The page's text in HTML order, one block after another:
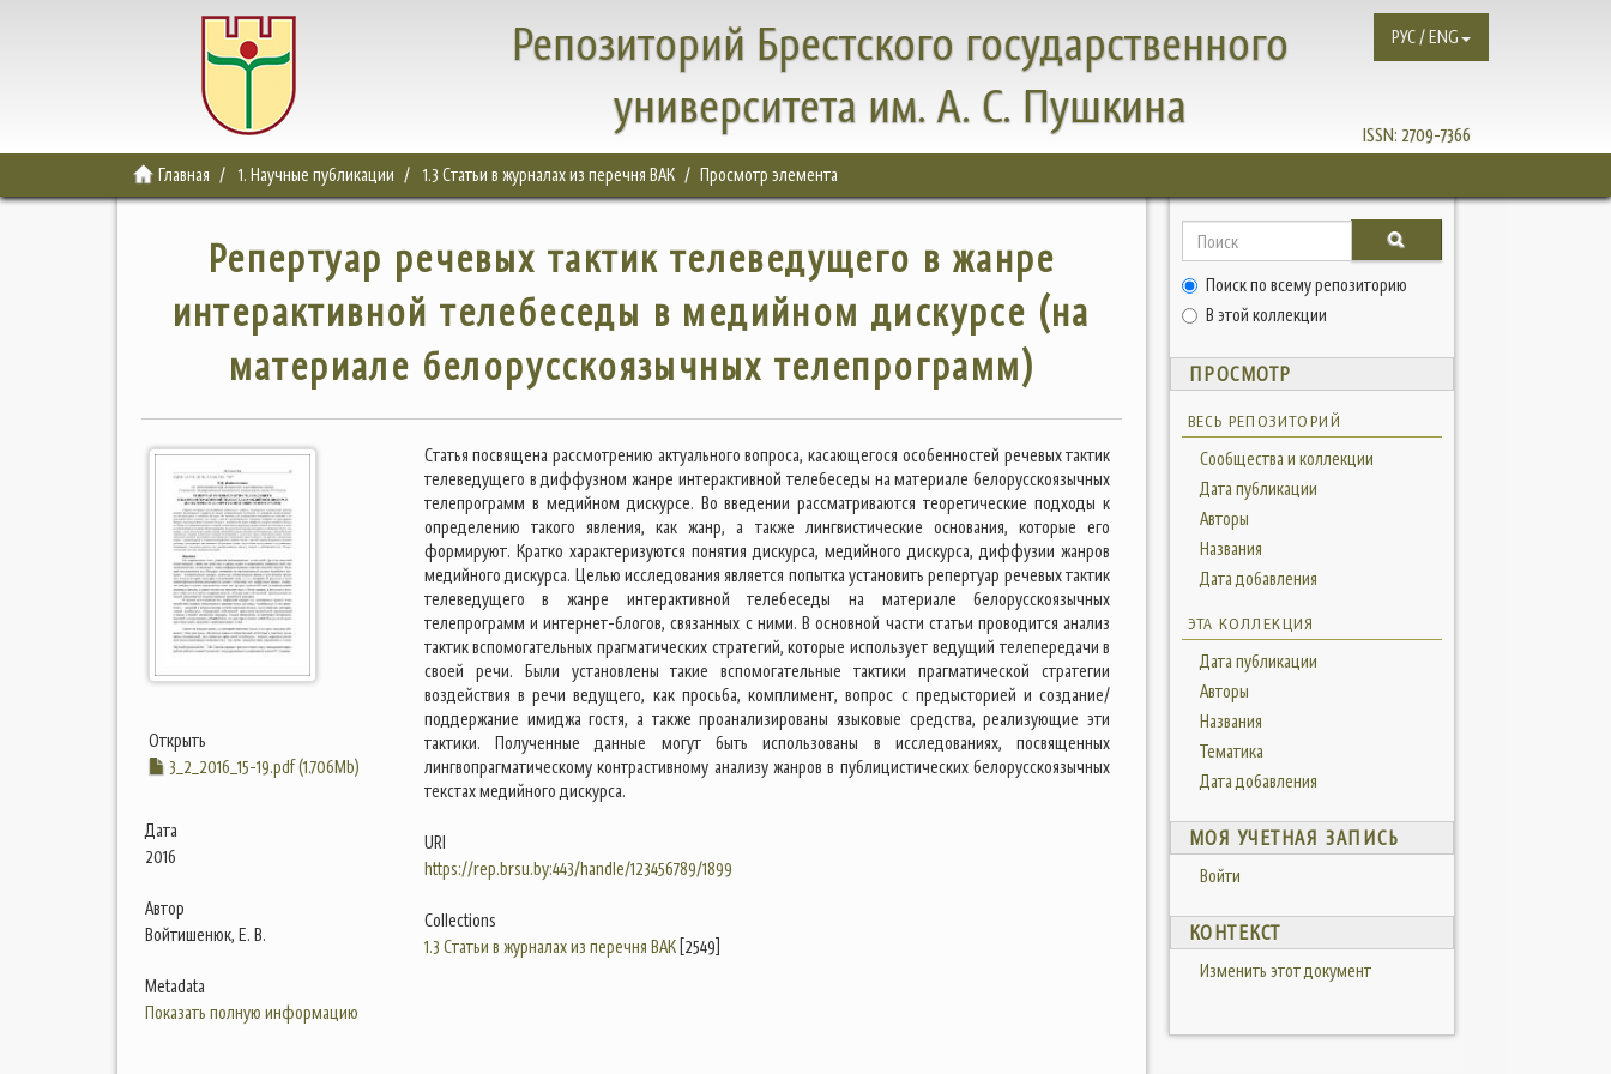
Репозиторий Брестского государственного
университета им. А. С. Пушкина
ISSN: 2709-7366
РУС / ENG
Главная 1. Научные публикации 1.3 Статьи в журналах из перечня ВАК Просмотр элемента
Репертуар речевых тактик телеведущего в жанре
интерактивной телебеседы в медийном дискурсе (на
материале белорусскоязычных телепрограмм)
Открыть
3_2_2016_15-19.pdf (1.706Mb)
Дата
2016
Автор
Войтишенюк, Е. В.
Metadata
Показать полную информацию
Статья посвящена рассмотрению актуального вопроса, касающегося особенностей речевых тактик
телеведущего в диффузном жанре интерактивной телебеседы на материале белорусскоязычных
телепрограмм в медийном дискурсе. Во введении рассматриваются теоретические подходы к
определению такого явления, как жанр, а также лингвистические основания, которые его
формируют. Кратко характеризуются понятия дискурса, медийного дискурса, диффузии жанров
медийного дискурса. Целью исследования является попытка установить репертуар речевых тактик
телеведущего в жанре интерактивной телебеседы на материале белорусскоязычных
телепрограмм и интернет-блогов, связанных с ними. В основной части статьи проводится анализ
тактик вспомогательных прагматических стратегий, которые использует ведущий телепередачи в
своей речи. Были установлены такие вспомогательные тактики прагматической стратегии
воздействия в речи ведущего, как просьба, комплимент, вопрос с предысторией и создание/
поддержание имиджа гостя, а также проанализированы языковые средства, реализующие эти
тактики. Полученные данные могут быть использованы в исследованиях, посвященных
лингвопрагматическому контрастивному анализу жанров в публицистических белорусскоязычных
текстах медийного дискурса.
URI
https://rep.brsu.by:443/handle/123456789/1899
Collections
1.3 Статьи в журналах из перечня ВАК[2549]
Поиск по всему репозиторию
В этой коллекции
ПРОСМОТР
ВЕСЬ РЕПОЗИТОРИЙ
Сообщества и коллекции
Дата публикации
Авторы
Названия
Дата добавления
ЭТА КОЛЛЕКЦИЯ
Дата публикации
Авторы
Названия
Тематика
Дата добавления
МОЯ УЧЕТНАЯ ЗАПИСЬ
Войти
КОНТЕКСТ
Изменить этот документ